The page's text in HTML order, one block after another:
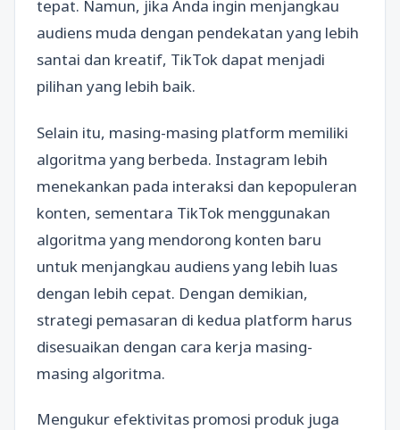
tepat. Namun, jika Anda ingin menjangkau
audiens muda dengan pendekatan yang lebih
santai dan kreatif, TikTok dapat menjadi
pilihan yang lebih baik.
Selain itu, masing-masing platform memiliki
algoritma yang berbeda. Instagram lebih
menekankan pada interaksi dan kepopuleran
konten, sementara TikTok menggunakan
algoritma yang mendorong konten baru
untuk menjangkau audiens yang lebih luas
dengan lebih cepat. Dengan demikian,
strategi pemasaran di kedua platform harus
disesuaikan dengan cara kerja masing-
masing algoritma.
Mengukur efektivitas promosi produk juga